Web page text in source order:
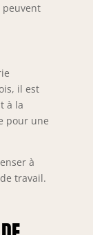
peuvent
il est
à la
pour une
à
travail.